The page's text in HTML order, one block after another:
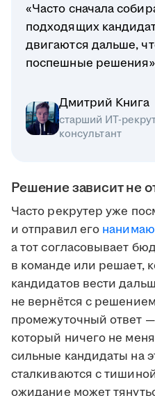
«Часто сначала
подходящих
двигаются дальше,
поспешные
Дмитрий Книга
старший ИТ-
консультант
Решение зависит не
Часто рекрутер уже
и отправил его
а тот согласовывает
в команде или решает,
кандидатов вести
не вернётся с
промежуточный ответ
который ничего не
сильные кандидаты на
сталкиваются с